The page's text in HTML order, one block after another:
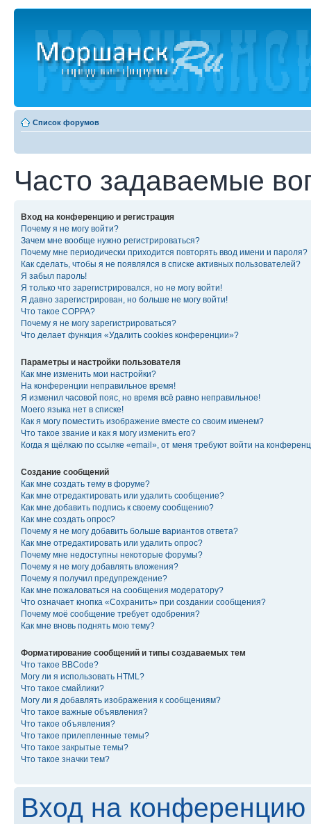
Список форумов
Часто задаваемые
Вход на конференцию и регистрация
Почему я не могу войти?
Зачем мне вообще нужно регистрироваться?
Почему мне периодически приходится повторять ввод имени и пароля?
Как сделать, чтобы я не появлялся в списке активных пользователей?
Я забыл пароль!
Я только что зарегистрировался, но не могу войти!
Я давно зарегистрирован, но больше не могу войти!
Что такое COPPA?
Почему я не могу зарегистрироваться?
Что делает функция «Удалить cookies конференции»?
Параметры и настройки пользователя
Как мне изменить мои настройки?
На конференции неправильное время!
Я изменил часовой пояс, но время всё равно неправильное!
Моего языка нет в списке!
Как я могу поместить изображение вместе со своим именем?
Что такое звание и как я могу изменить его?
Когда я щёлкаю по ссылке «email», от меня требуют войти на
Создание сообщений
Как мне создать тему в форуме?
Как мне отредактировать или удалить сообщение?
Как мне добавить подпись к своему сообщению?
Как мне создать опрос?
Почему я не могу добавить больше вариантов ответа?
Как мне отредактировать или удалить опрос?
Почему мне недоступны некоторые форумы?
Почему я не могу добавлять вложения?
Почему я получил предупреждение?
Как мне пожаловаться на сообщения модератору?
Что означает кнопка «Сохранить» при создании сообщения?
Почему моё сообщение требует одобрения?
Как мне вновь поднять мою тему?
Форматирование сообщений и типы создаваемых тем
Что такое BBCode?
Могу ли я использовать HTML?
Что такое смайлики?
Могу ли я добавлять изображения к сообщениям?
Что такое важные объявления?
Что такое объявления?
Что такое прилепленные темы?
Что такое закрытые темы?
Что такое значки тем?
Вход на конференцию